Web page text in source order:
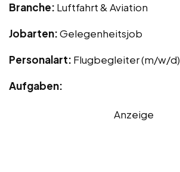
Branche: Luftfahrt & Aviation
Jobarten:Gelegenheitsjob
Personalart: Flugbegleiter (m/w/d)
Aufgaben:
Anzeige